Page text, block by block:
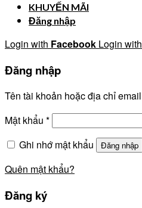
KHUYẾN MÃI
Đăng nhập
Login with Facebook Login with
Đăng nhập
Tên tài khoản hoặc địa chỉ email
Mật khẩu *
Ghi nhớ mật khẩu
Đăng nhập
Quên mật khẩu?
Đăng ký